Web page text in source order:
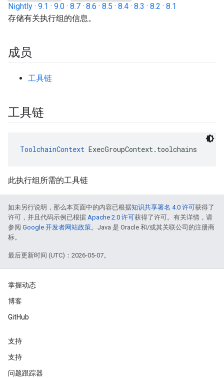
Nightly · 9.1 · 9.0 · 8.7 · 8.6 · 8.5 · 8.4 · 8.3 · 8.2 · 8.1
存储有关执行组的信息。
成员
工具链
工具链
ToolchainContext ExecGroupContext.toolchains
此执行组所需的工具链
如未另行说明，那么本页面中的内容已根据知识共享署名 4.0 许可获得了
许可，并且代码示例已根据 Apache 2.0 许可获得了许可。有关详情，请
参阅 Google 开发者网站政策。Java 是 Oracle 和/或其关联公司的注册商
标。
最后更新时间 (UTC)：2026-05-07。
掌握动态
博客
GitHub
支持
支持
问题跟踪器